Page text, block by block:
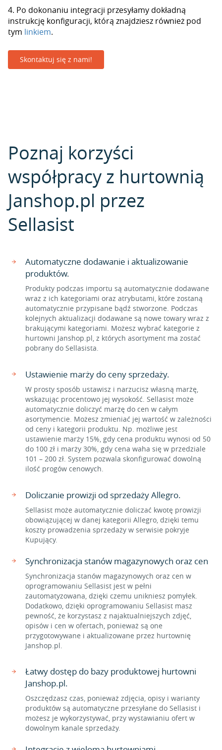
4. Po dokonaniu integracji przesyłamy dokładną
instrukcję konfiguracji, którą znajdziesz również pod
tym linkiem.
Skontaktuj się z nami!
Poznaj korzyści
współpracy z hurtownią
Janshop.pl przez
Sellasist
Automatyczne dodawanie i aktualizowanie
produktów.
Produkty podczas importu są automatycznie dodawane
wraz z ich kategoriami oraz atrybutami, które zostaną
automatycznie przypisane bądź stworzone. Podczas
kolejnych aktualizacji dodawane są nowe towary wraz z
brakującymi kategoriami. Możesz wybrać kategorie z
hurtowni Janshop.pl, z których asortyment ma zostać
pobrany do Sellasista.
Ustawienie marży do ceny sprzedaży.
W prosty sposób ustawisz i narzucisz własną marżę,
wskazując procentowo jej wysokość. Sellasist może
automatycznie doliczyć marżę do cen w całym
asortymencie. Możesz zmieniać jej wartość w zależności
od ceny i kategorii produktu. Np. możliwe jest
ustawienie marży 15%, gdy cena produktu wynosi od 50
do 100 zł i marży 30%, gdy cena waha się w przedziale
101 – 200 zł. System pozwala skonfigurować dowolną
ilość progów cenowych.
Doliczanie prowizji od sprzedaży Allegro.
Sellasist może automatycznie doliczać kwotę prowizji
obowiązującej w danej kategorii Allegro, dzięki temu
koszty prowadzenia sprzedaży w serwisie pokryje
Kupujący.
Synchronizacja stanów magazynowych oraz cen
Synchronizacja stanów magazynowych oraz cen w
oprogramowaniu Sellasist jest w pełni
zautomatyzowana, dzięki czemu unikniesz pomyłek.
Dodatkowo, dzięki oprogramowaniu Sellasist masz
pewność, że korzystasz z najaktualniejszych zdjęć,
opisów i cen w ofertach, ponieważ są one
przygotowywane i aktualizowane przez hurtownię
Janshop.pl.
Łatwy dostęp do bazy produktowej hurtowni
Janshop.pl.
Oszczędzasz czas, ponieważ zdjęcia, opisy i warianty
produktów są automatyczne przesyłane do Sellasist i
możesz je wykorzystywać, przy wystawianiu ofert w
dowolnym kanale sprzedaży.